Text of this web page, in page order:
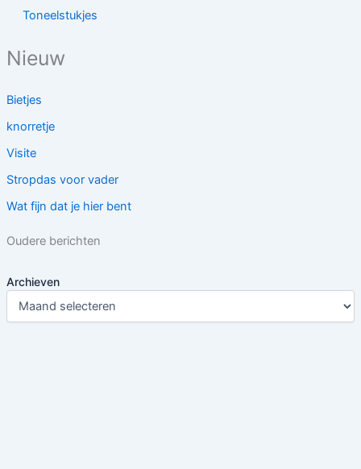
Toneelstukjes
Nieuw
Bietjes
knorretje
Visite
Stropdas voor vader
Wat fijn dat je hier bent
Oudere berichten
Archieven